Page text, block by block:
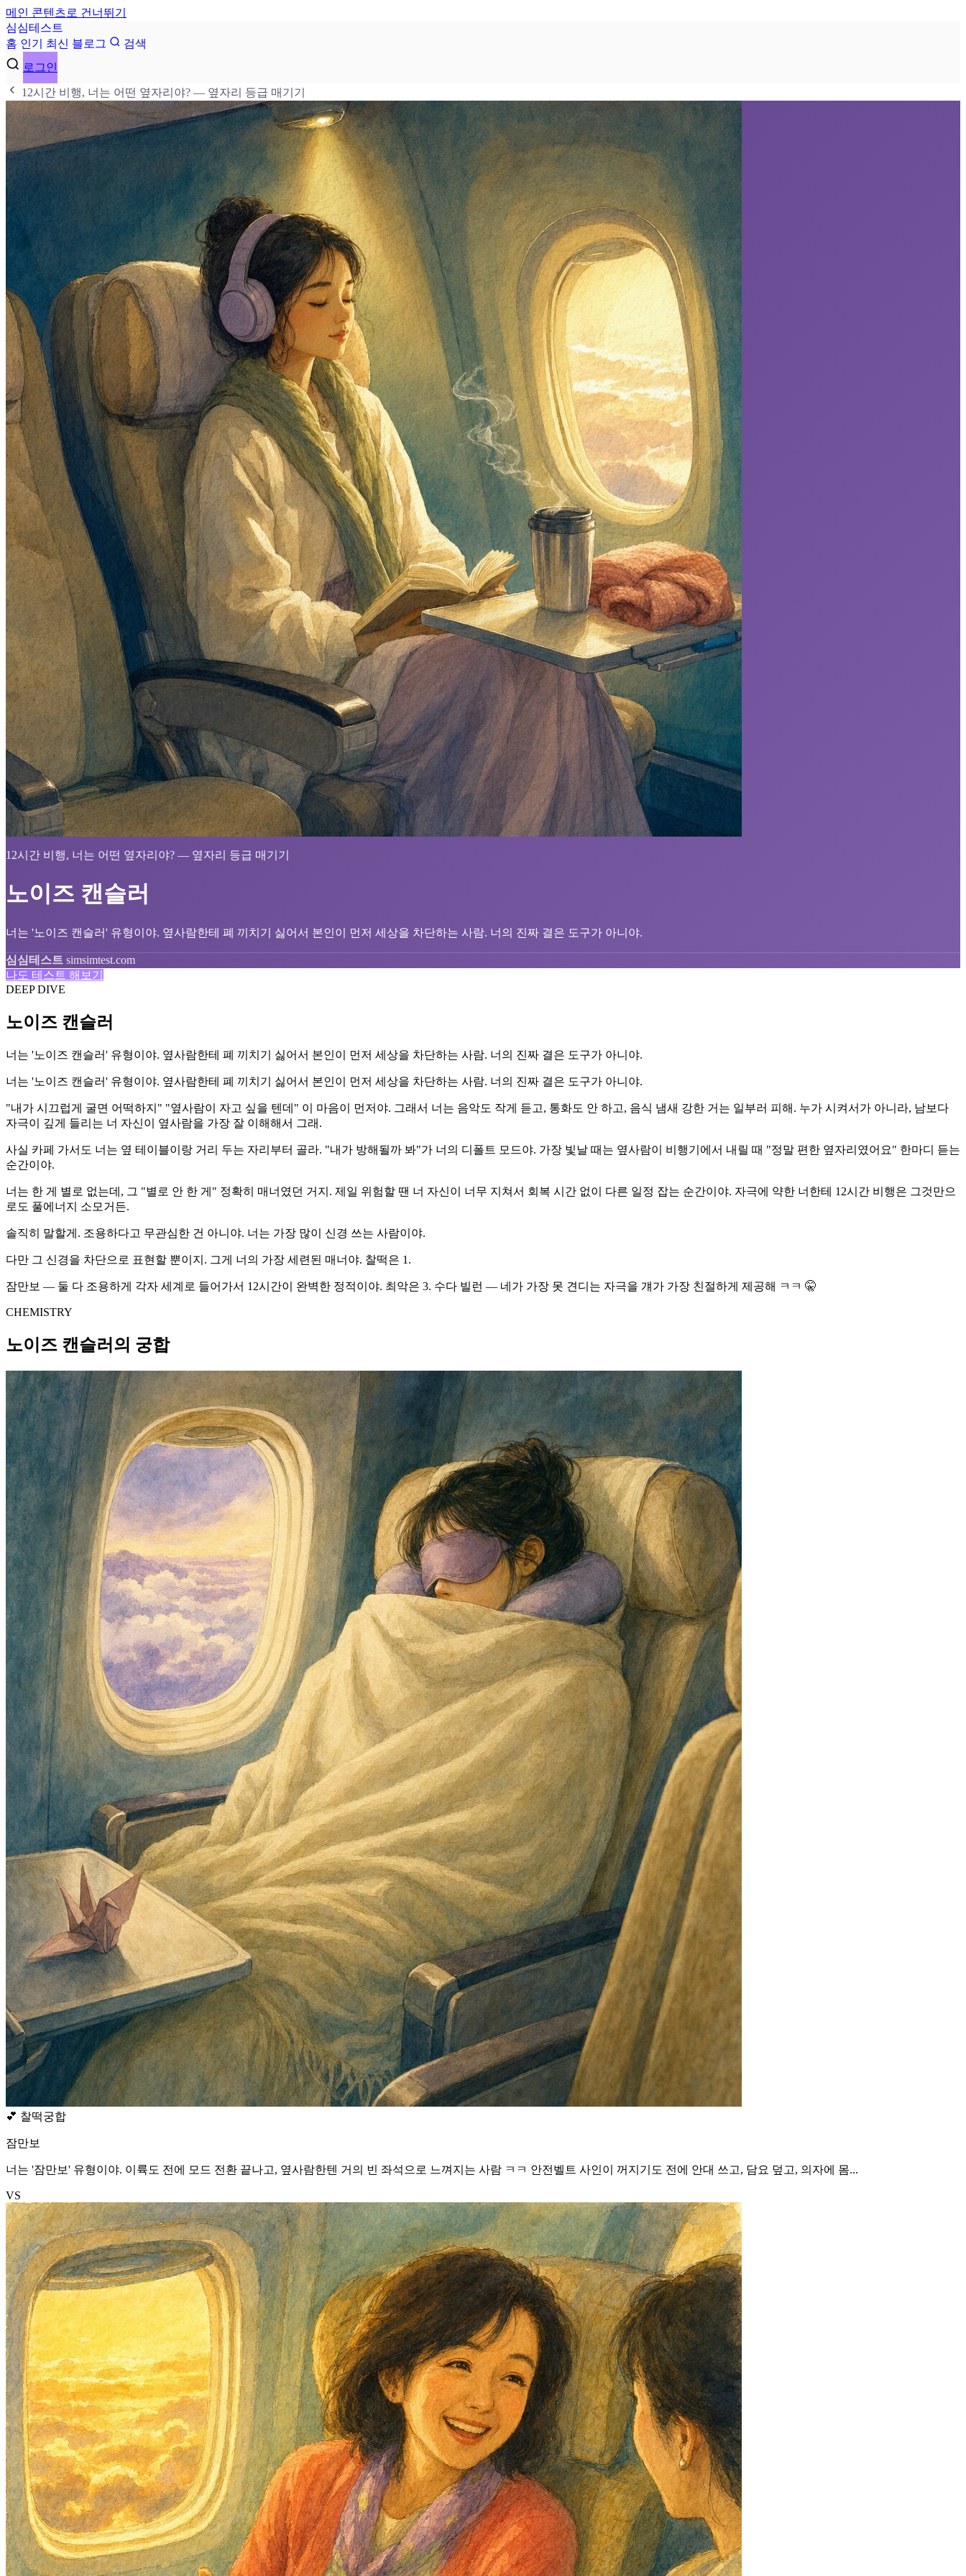
메인 콘텐츠로 건너뛰기
심심테 스 트
홈 인기 최신 블로그
검색
로그인
12시간 비행, 너는 어떤 옆자리야? — 옆자리 등급 매기기
12시간 비행, 너는 어떤 옆자리야? — 옆자리 등급 매기기
노이즈 캔슬러
너는 '노이즈 캔슬러' 유형이야. 옆사람한테 폐 끼치기 싫어서 본인이 먼저 세상을 차단하는 사람. 너의 진짜 결은 도구가 아니야.
심심테스트 simsimtest.com
나도 테스트 해보기
DEEP DIVE
노이즈 캔슬러
너는 '노이즈 캔슬러' 유형이야. 옆사람한테 폐 끼치기 싫어서 본인이 먼저 세상을 차단하는 사람. 너의 진짜 결은 도구가 아니야.
너는 '노이즈 캔슬러' 유형이야. 옆사람한테 폐 끼치기 싫어서 본인이 먼저 세상을 차단하는 사람. 너의 진짜 결은 도구가 아니야.
"내가 시끄럽게 굴면 어떡하지" "옆사람이 자고 싶을 텐데" 이 마음이 먼저야. 그래서 너는 음악도 작게 듣고, 통화도 안 하고, 음식 냄새 강한 거는 일부러 피해. 누가 시켜서가 아니라, 남보다
자극이 깊게 들리는 너 자신이 옆사람을 가장 잘 이해해서 그래.
사실 카페 가서도 너는 옆 테이블이랑 거리 두는 자리부터 골라. "내가 방해될까 봐"가 너의 디폴트 모드야. 가장 빛날 때는 옆사람이 비행기에서 내릴 때 "정말 편한 옆자리였어요" 한마디 듣는
순간이야.
너는 한 게 별로 없는데, 그 "별로 안 한 게" 정확히 매너였던 거지. 제일 위험할 땐 너 자신이 너무 지쳐서 회복 시간 없이 다른 일정 잡는 순간이야. 자극에 약한 너한테 12시간 비행은 그것만으
로도 풀에너지 소모거든.
솔직히 말할게. 조용하다고 무관심한 건 아니야. 너는 가장 많이 신경 쓰는 사람이야.
다만 그 신경을 차단으로 표현할 뿐이지. 그게 너의 가장 세련된 매너야. 찰떡은 1.
잠만보 — 둘 다 조용하게 각자 세계로 들어가서 12시간이 완벽한 정적이야. 최악은 3. 수다 빌런 — 네가 가장 못 견디는 자극을 걔가 가장 친절하게 제공해 ㅋㅋ 🤫
CHEMISTRY
노이즈 캔슬러의 궁합
💕 찰떡궁합
잠만보
너는 '잠만보' 유형이야. 이륙도 전에 모드 전환 끝나고, 옆사람한텐 거의 빈 좌석으로 느껴지는 사람 ㅋㅋ 안전벨트 사인이 꺼지기도 전에 안대 쓰고, 담요 덮고, 의자에 몸...
VS